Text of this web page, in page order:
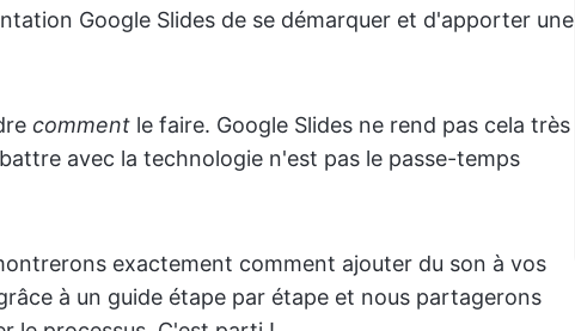
Google Slides de se démarquer et d'apporter une
comment le faire. Google Slides ne rend pas cela très
avec la technologie n'est pas le passe-temps
exactement comment ajouter du son à vos
à un guide étape par étape et nous partagerons